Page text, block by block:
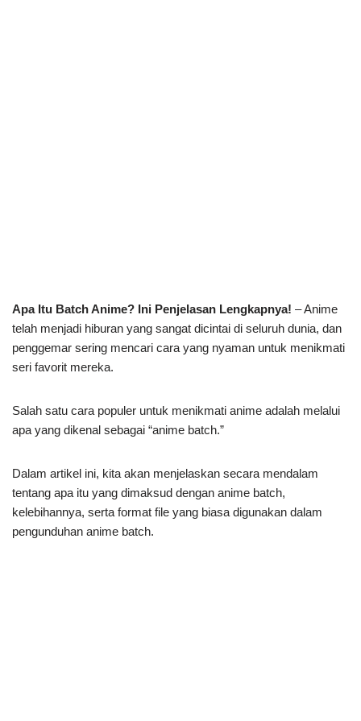
Apa Itu Batch Anime? Ini Penjelasan Lengkapnya! – Anime
telah menjadi hiburan yang sangat dicintai di seluruh dunia, dan
penggemar sering mencari cara yang nyaman untuk menikmati
seri favorit mereka.
Salah satu cara populer untuk menikmati anime adalah melalui
apa yang dikenal sebagai “anime batch.”
Dalam artikel ini, kita akan menjelaskan secara mendalam
tentang apa itu yang dimaksud dengan anime batch,
kelebihannya, serta format file yang biasa digunakan dalam
pengunduhan anime batch.